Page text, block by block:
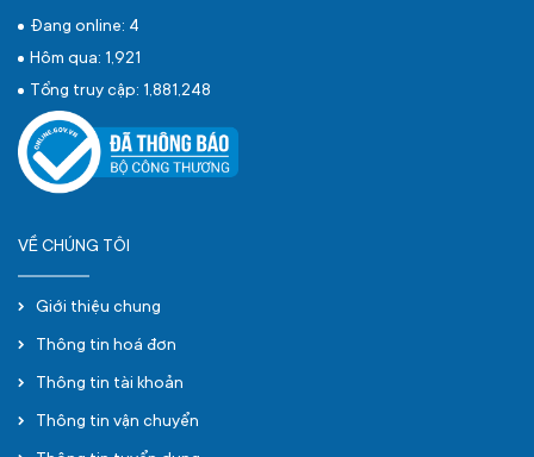
Đang online: 4
Hôm qua: 1,921
Tổng truy cập: 1,881,248
VỀ CHÚNG TÔI
Giới thiệu chung
Thông tin hoá đơn
Thông tin tài khoản
Thông tin vận chuyển